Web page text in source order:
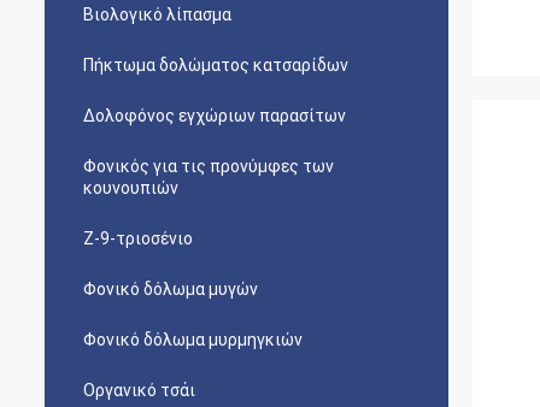
Βιολογικό λίπασμα
Πήκτωμα δολώματος κατσαρίδων
Δολοφόνος εγχώριων παρασίτων
Φονικός για τις προνύμφες των
κουνουπιών
Ζ-9-τριοσένιο
Φονικό δόλωμα μυγών
Φονικό δόλωμα μυρμηγκιών
Οργανικό τσάι